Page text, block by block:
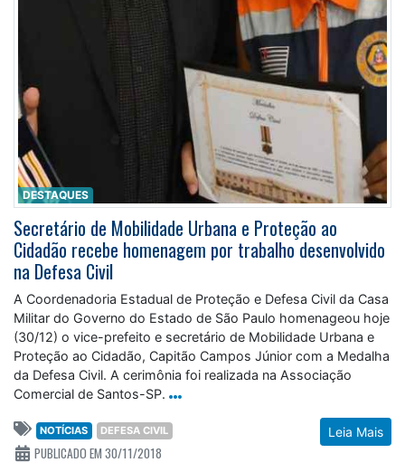
DESTAQUES
Secretário de Mobilidade Urbana e Proteção ao
Cidadão recebe homenagem por trabalho desenvolvido
na Defesa Civil
A Coordenadoria Estadual de Proteção e Defesa Civil da Casa
Militar do Governo do Estado de São Paulo homenageou hoje
(30/12) o vice-prefeito e secretário de Mobilidade Urbana e
Proteção ao Cidadão, Capitão Campos Júnior com a Medalha
da Defesa Civil. A cerimônia foi realizada na Associação
Comercial de Santos-SP.
Leia Mais
NOTÍCIAS DEFESA CIVIL
PUBLICADO EM 30/11/2018